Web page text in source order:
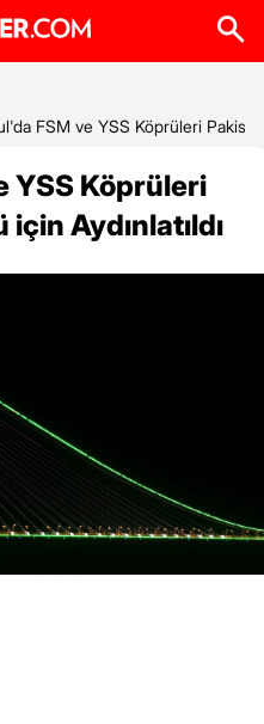
FSM ve YSS Köprüleri
YSS Köprüleri
Aydınlatıldı